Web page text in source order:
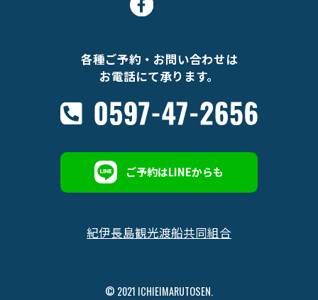
各種ご予約・お問い合わせは
お電話にて承ります。
ご予約はLINEからも
紀伊長島観光渡船共同組合
© 2021 ICHIEIMARUTOSEN.